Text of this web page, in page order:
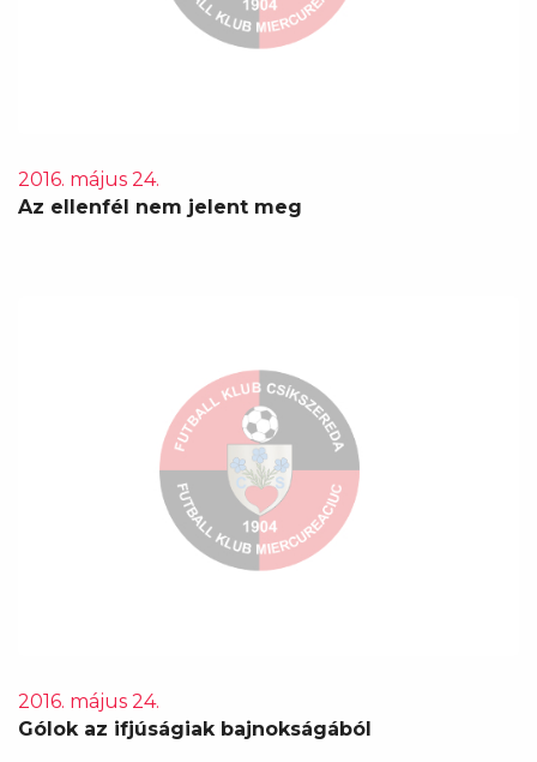
2016. május 24.
Az ellenfél nem jelent meg
2016. május 24.
Gólok az ifjúságiak bajnokságából